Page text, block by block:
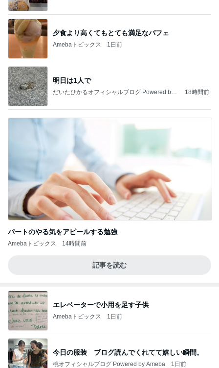
夕食より高くてもとても満足なパフェ
Amebaトピックス 1日前
明日は1人で
だいたひかるオフィシャルブログ Powered by
18時間前
パートのやる気をアピールする勉強
Amebaトピックス 14時間前
記事を読む
エレベーターで小用を足す子供
Amebaトピックス 1日前
今日の服装 ブログ読んでくれてて嬉しい瞬間。
桃オフィシャルブログ Powered by Ameba 1日前